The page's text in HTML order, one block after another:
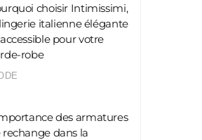
choisir Intimissimi,
italienne élégante
pour votre
robe
des armatures
rechange dans la